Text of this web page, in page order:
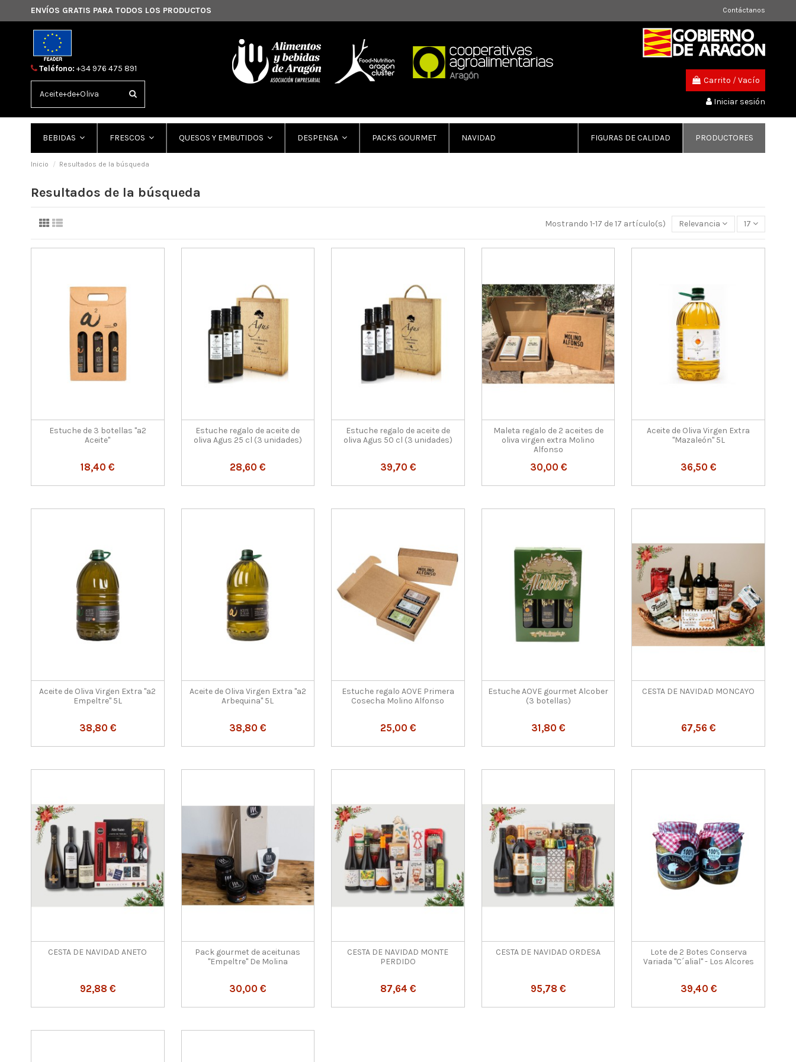
ENVÍOS GRATIS PARA TODOS LOS PRODUCTOS Contáctanos
Teléfono: +34 976 475 891
Carrito /Vacío
Iniciar sesión
BEBIDAS FRESCOS QUESOS Y EMBUTIDOS DESPENSA PRODUCTORES
PACKS GOURMET NAVIDAD FIGURAS DE CALIDAD
Inicio Resultados de la búsqueda
Resultados de la búsqueda
Mostrando 1-17 de 17 artículo(s) Relevancia 17
Estuche de 3 botellas "a2
Aceite"
18,40 €
Estuche regalo de aceite de
oliva Agus 25 cl (3 unidades)
28,60 €
Estuche regalo de aceite de
oliva Agus 50 cl (3 unidades)
39,70 €
Maleta regalo de 2 aceites de
oliva virgen extra Molino
Alfonso
30,00 €
Aceite de Oliva Virgen Extra
"Mazaleón" 5L
36,50 €
Aceite de Oliva Virgen Extra "a2
Empeltre" 5L
38,80 €
Aceite de Oliva Virgen Extra "a2
Arbequina" 5L
38,80 €
Estuche regalo AOVE Primera
Cosecha Molino Alfonso
25,00 €
Estuche AOVE gourmet Alcober
(3 botellas)
31,80 €
CESTA DE NAVIDAD MONCAYO
67,56 €
CESTA DE NAVIDAD ANETO
92,88 €
Pack gourmet de aceitunas
"Empeltre" De Molina
30,00 €
CESTA DE NAVIDAD MONTE
PERDIDO
87,64 €
CESTA DE NAVIDAD ORDESA
95,78 €
Lote de 2 Botes Conserva
Variada "C´alial" - Los Alcores
39,40 €